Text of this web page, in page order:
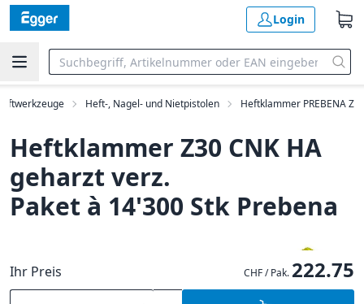
Login
Heft-, Nagel- und Nietpistolen Heftklammer PREBENA Z
Heftklammer Z30 CNK HA
geharzt verz.
Paket à 14'300 Stk Prebena
Ihr Preis CHF / Pak. 222.75